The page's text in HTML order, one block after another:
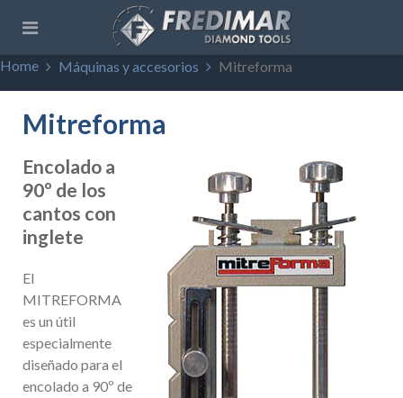
Home Máquinas y accesorios Mitreforma
Mitreforma
Encolado a
90º de los
cantos con
inglete
El
MITREFORMA
es un útil
especialmente
diseñado para el
encolado a 90º de